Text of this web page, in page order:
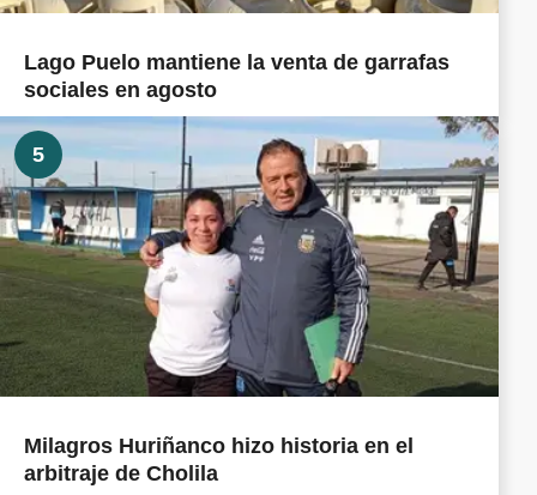
Lago Puelo mantiene la venta de garrafas
sociales en agosto
5
Milagros Huriñanco hizo historia en el
arbitraje de Cholila